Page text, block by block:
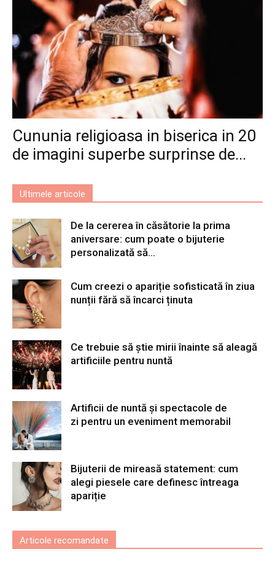
Cununia religioasa in biserica in 20
de imagini superbe surprinse de...
Ultimele articole
De la cererea în căsătorie la prima
aniversare: cum poate o bijuterie
personalizată să...
Cum creezi o apariție sofisticată în ziua
nunții fără să încarci ținuta
Ce trebuie să știe mirii înainte să aleagă
artificiile pentru nuntă
Artificii de nuntă și spectacole de
zi pentru un eveniment memorabil
Bijuterii de mireasă statement: cum
alegi piesele care definesc întreaga
apariție
Articole recomandate